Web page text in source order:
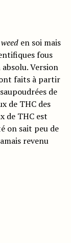
weeden soi mais
fous
Version
faits à partir
de
de THC des
de THC est
on sait peu de
revenu